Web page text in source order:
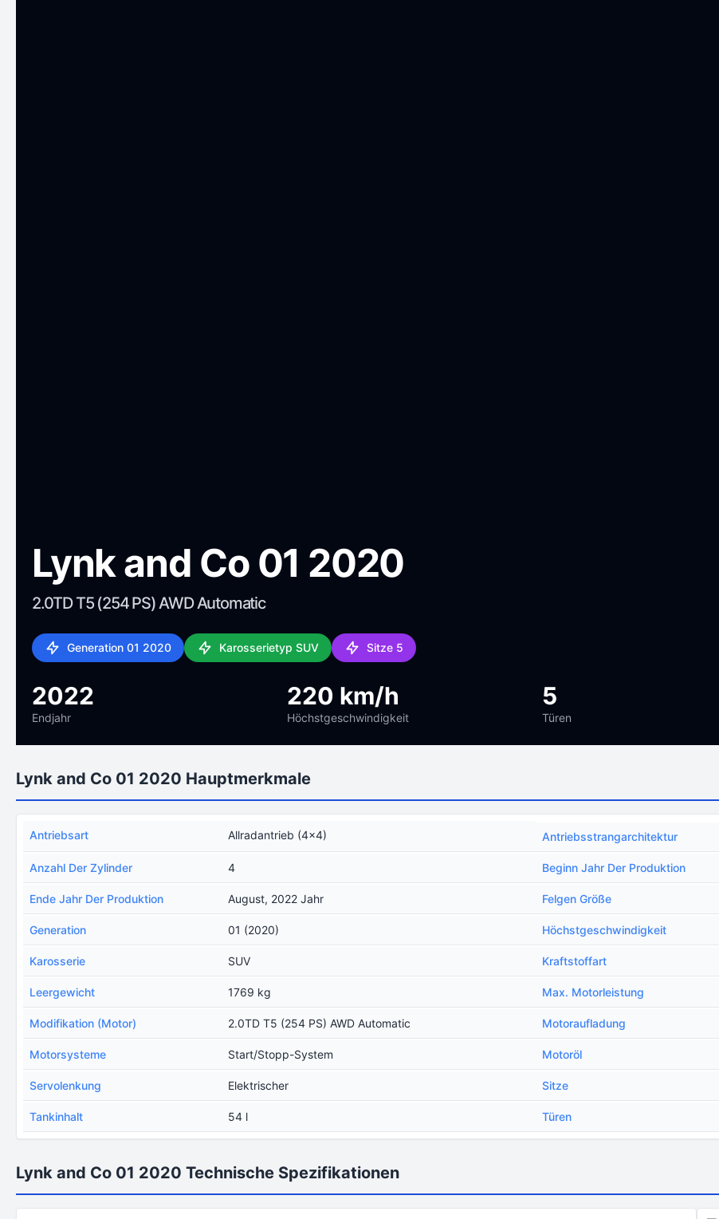
Lynk and Co 01 2020
2.0TD T5 (254 PS) AWD Automatic
Generation 01 2020 Karosserietyp SUV Sitze 5
2022
Endjahr
220 km/h
Höchstgeschwindigkeit
5
Türen
Lynk and Co 01 2020 Hauptmerkmale
Antriebsart Allradantrieb (4x4) Antriebsstrangarchitektur
Anzahl Der Zylinder 4 Beginn Jahr Der Produktion
Ende Jahr Der Produktion August, 2022 Jahr Felgen Größe
Generation 01 (2020) Höchstgeschwindigkeit
Karosserie SUV Kraftstoffart
Leergewicht 1769 kg Max. Motorleistung
Modifikation (Motor) 2.0TD T5 (254 PS) AWD Automatic Motoraufladung
Motorsysteme Start/Stopp-System Motoröl
Servolenkung Elektrischer Sitze
Tankinhalt 54 l Türen
Lynk and Co 01 2020 Technische Spezifikationen